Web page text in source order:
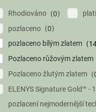
Rhodiováno 0
pozlaceno
0
pozlaceno bílým zlatem
Pozlaceno růžovým zlatem
Pozlaceno žlutým zlatem
ELENYS Signature Gold™ -
pozlacení nejmodernější